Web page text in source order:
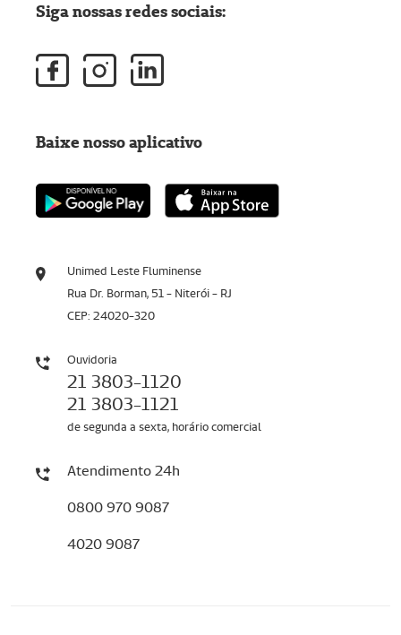
Unimed Leste Fluminense
Rua Dr. Borman, 51 - Niterói - RJ
CEP: 24020-320
Ouvidoria
21 3803-1120
21 3803-1121
de segunda a sexta, horário comercial
Atendimento 24h
0800 970 9087
4020 9087
Siga nossas redes sociais:
Baixe nosso aplicativo